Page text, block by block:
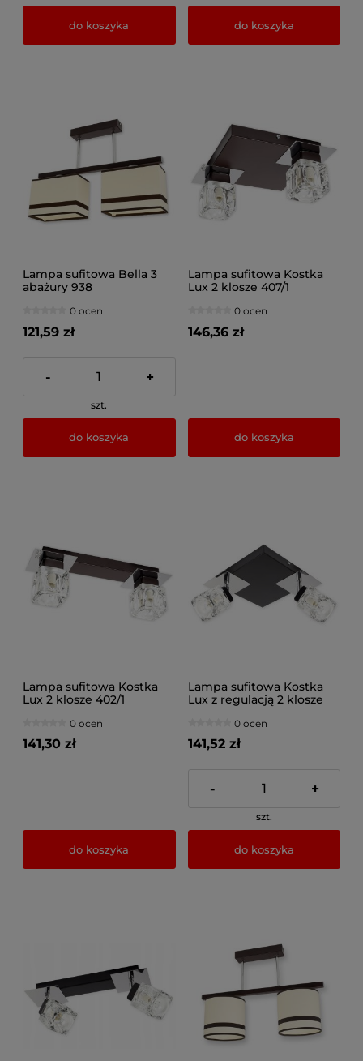
do koszyka do koszyka
Lampa sufitowa Bella 3
abażury 938
0 ocen
121,59 zł
- +
szt.
do koszyka
Lampa sufitowa Kostka
Lux 2 klosze 407/1
0 ocen
146,36 zł
do koszyka
Lampa sufitowa Kostka
Lux 2 klosze 402/1
0 ocen
141,30 zł
do koszyka
Lampa sufitowa Kostka
Lux z regulacją 2 klosze
0 ocen
141,52 zł
- +
szt.
do koszyka